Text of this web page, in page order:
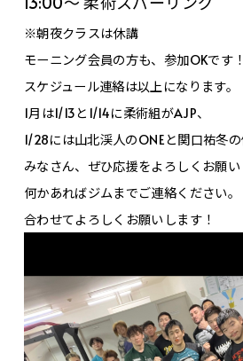
※朝夜クラスは休講
モーニング会員の方も、参加OKです！
スケジュール連絡は以上になります。
1月は1/13と1/14に柔術組がAJP、
1/28には山北渓人のONEと関口祐冬の
みなさん、ぜひ応援をよろしくお願い
何かあればジムまでご連絡ください。
合わせてよろしくお願いします！